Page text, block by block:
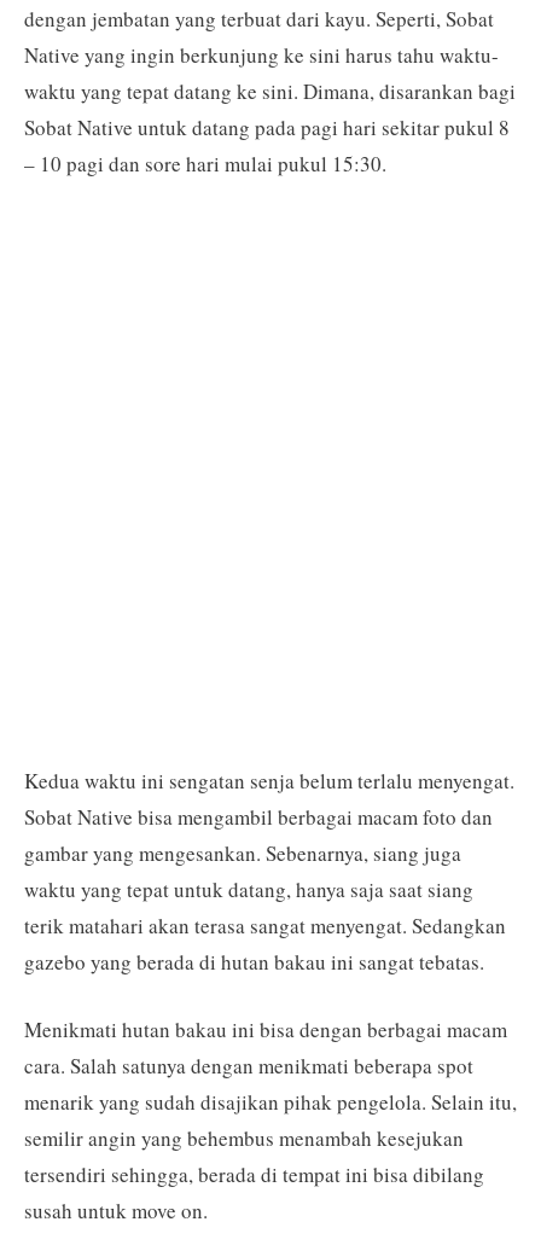
dengan jembatan yang terbuat dari kayu. Seperti, Sobat
Native yang ingin berkunjung ke sini harus tahu waktu-
waktu yang tepat datang ke sini. Dimana, disarankan bagi
Sobat Native untuk datang pada pagi hari sekitar pukul 8
– 10 pagi dan sore hari mulai pukul 15:30.
Kedua waktu ini sengatan senja belum terlalu menyengat.
Sobat Native bisa mengambil berbagai macam foto dan
gambar yang mengesankan. Sebenarnya, siang juga
waktu yang tepat untuk datang, hanya saja saat siang
terik matahari akan terasa sangat menyengat. Sedangkan
gazebo yang berada di hutan bakau ini sangat tebatas.
Menikmati hutan bakau ini bisa dengan berbagai macam
cara. Salah satunya dengan menikmati beberapa spot
menarik yang sudah disajikan pihak pengelola. Selain itu,
semilir angin yang behembus menambah kesejukan
tersendiri sehingga, berada di tempat ini bisa dibilang
susah untuk move on.